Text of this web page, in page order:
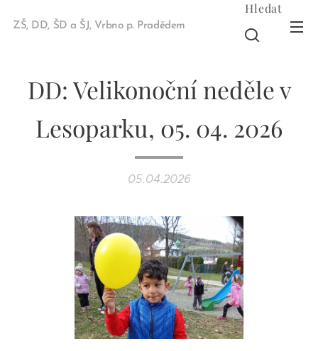
ZŠ, DD, ŠD a ŠJ, Vrbno p. Pradědem
Hledat
DD: Velikonoční neděle v
Lesoparku, 05. 04. 2026
05.04.2026